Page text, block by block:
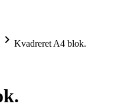
chevron_right Kvadreret A4 blok.